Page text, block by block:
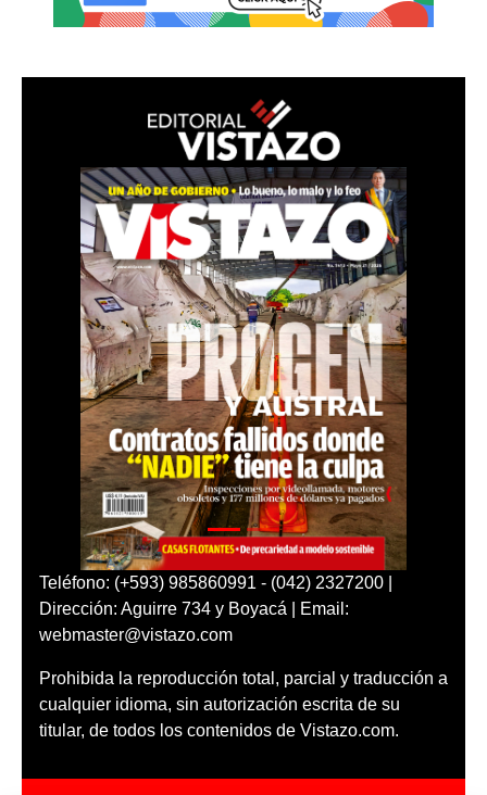
Teléfono: (+593) 985860991 - (042) 2327200 |
Dirección: Aguirre 734 y Boyacá | Email:
webmaster@vistazo.com
Prohibida la reproducción total, parcial y traducción a
cualquier idioma, sin autorización escrita de su
titular, de todos los contenidos de Vistazo.com.